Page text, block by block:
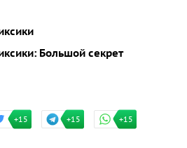
Большой секрет
+15 +15 +15